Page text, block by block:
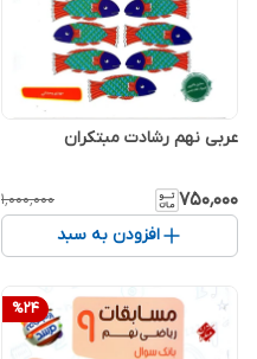
عربی نهم رشادت مبتکران
۷۵۰٬۰۰۰ ۱٬۰۰۰٬۰۰۰
افزودن به سبد
%24